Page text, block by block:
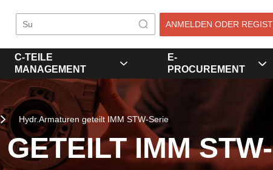
ANMELDEN ODER
C-TEILE
MANAGEMENT
E-
PROCUREMENT
Hydr.Armaturen geteilt IMM STW-Serie
IMM